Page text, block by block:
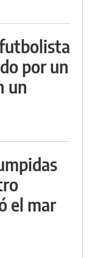
por un
un
el mar